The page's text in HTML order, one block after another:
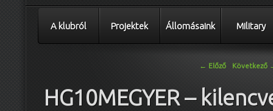
A klubról Projektek Állomásaink Military
← Előző Következő
HG10MEGYER –